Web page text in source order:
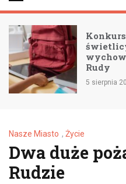
Rudy
5 sierpnia
Nasze Miasto , Życie
Dwa duże
Rudzie